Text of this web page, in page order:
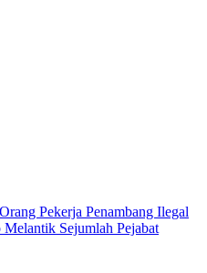
Pekerja Penambang Ilegal
Sejumlah Pejabat